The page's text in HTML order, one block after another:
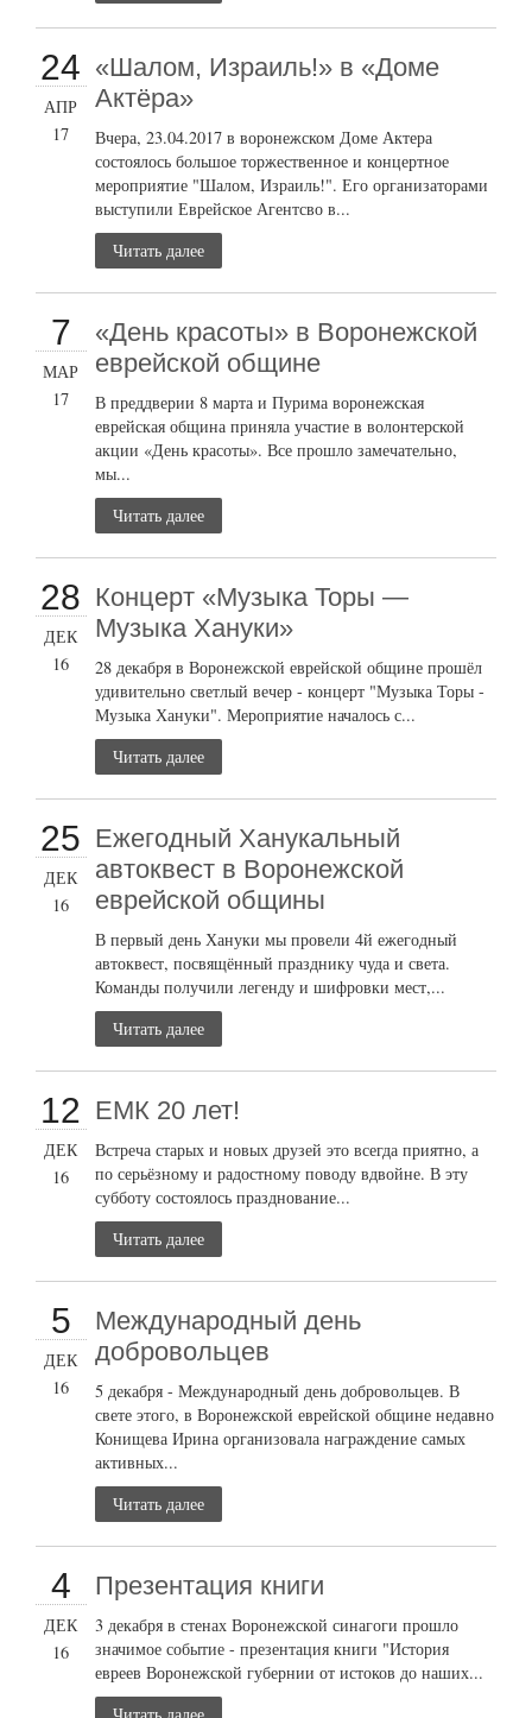
24
АПР
17
«Шалом, Израиль!» в «Доме
Актёра»
Вчера, 23.04.2017 в воронежском Доме Актера
состоялось большое торжественное и концертное
мероприятие "Шалом, Израиль!". Его организаторами
выступили Еврейское Агентсво в...
Читать далее
7
МАР
17
«День красоты» в Воронежской
еврейской общине
В преддверии 8 марта и Пурима воронежская
еврейская община приняла участие в волонтерской
акции «День красоты». Все прошло замечательно,
мы...
Читать далее
28
ДЕК
16
Концерт «Музыка Торы —
Музыка Хануки»
28 декабря в Воронежской еврейской общине прошёл
удивительно светлый вечер - концерт "Музыка Торы -
Музыка Хануки". Мероприятие началось с...
Читать далее
25
ДЕК
16
Ежегодный Ханукальный
автоквест в Воронежской
еврейской общины
В первый день Хануки мы провели 4й ежегодный
автоквест, посвящённый празднику чуда и света.
Команды получили легенду и шифровки мест,...
Читать далее
12
ДЕК
16
ЕМК 20 лет!
Встреча старых и новых друзей это всегда приятно, а
по серьёзному и радостному поводу вдвойне. В эту
субботу состоялось празднование...
Читать далее
5
ДЕК
16
Международный день
добровольцев
5 декабря - Международный день добровольцев. В
свете этого, в Воронежской еврейской общине недавно
Конищева Ирина организовала награждение самых
активных...
Читать далее
4
ДЕК
16
Презентация книги
3 декабря в стенах Воронежской синагоги прошло
значимое событие - презентация книги "История
евреев Воронежской губернии от истоков до наших...